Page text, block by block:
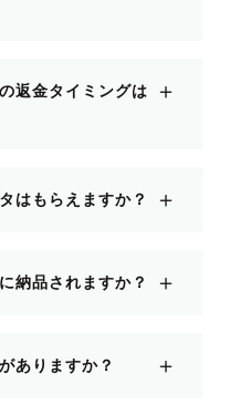
返金タイミングは
＋
はもらえますか？ ＋
納品されますか？ ＋
ありますか？ ＋